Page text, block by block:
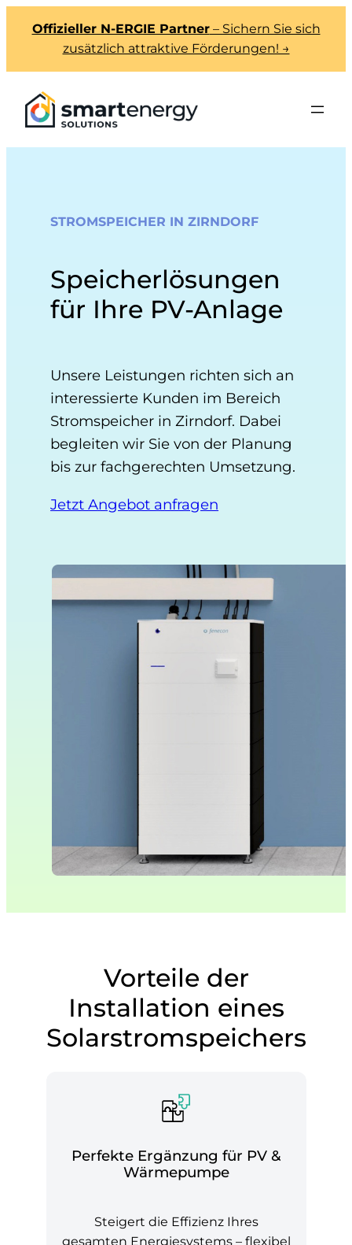
Offizieller N-ERGIE Partner– Sichern Sie sich
zusätzlich attraktive Förderungen! →
STROMSPEICHER IN ZIRNDORF
Speicherlösungen
für Ihre PV-Anlage
Unsere Leistungen richten sich an
interessierte Kunden im Bereich
Stromspeicher in Zirndorf. Dabei
begleiten wir Sie von der Planung
bis zur fachgerechten Umsetzung.
Jetzt Angebot anfragen
Vorteile der
Installation eines
Solarstromspeichers
Perfekte Ergänzung für PV &
Wärmepumpe
Steigert die Effizienz Ihres
gesamten Energiesystems – flexibel